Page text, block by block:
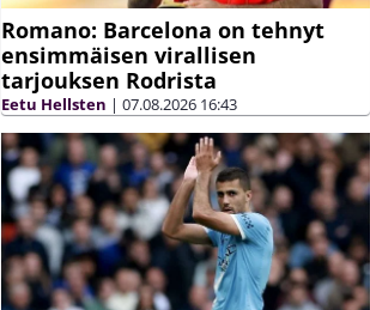
Romano: Barcelona on tehnyt
ensimmäisen virallisen
tarjouksen Rodrista
Eetu Hellsten | 07.08.2026 16:43